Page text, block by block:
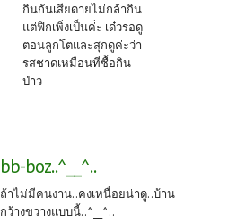
กินกันเสียดายไม่กล้ากิน
แต่ฟิกเพิ่งเป็นค่่ะ เด๋วรอดู
ตอนลูกโตและสุกดูค่ะว่า
รสชาดเหมือนที่ซื้อกิน
ป่าว
bb-boz..^__^..
ถ้าไม่มีคนงาน..คงเหนื่อยน่าดู..บ้าน
กว้างขวางแบบนี้..^__^..